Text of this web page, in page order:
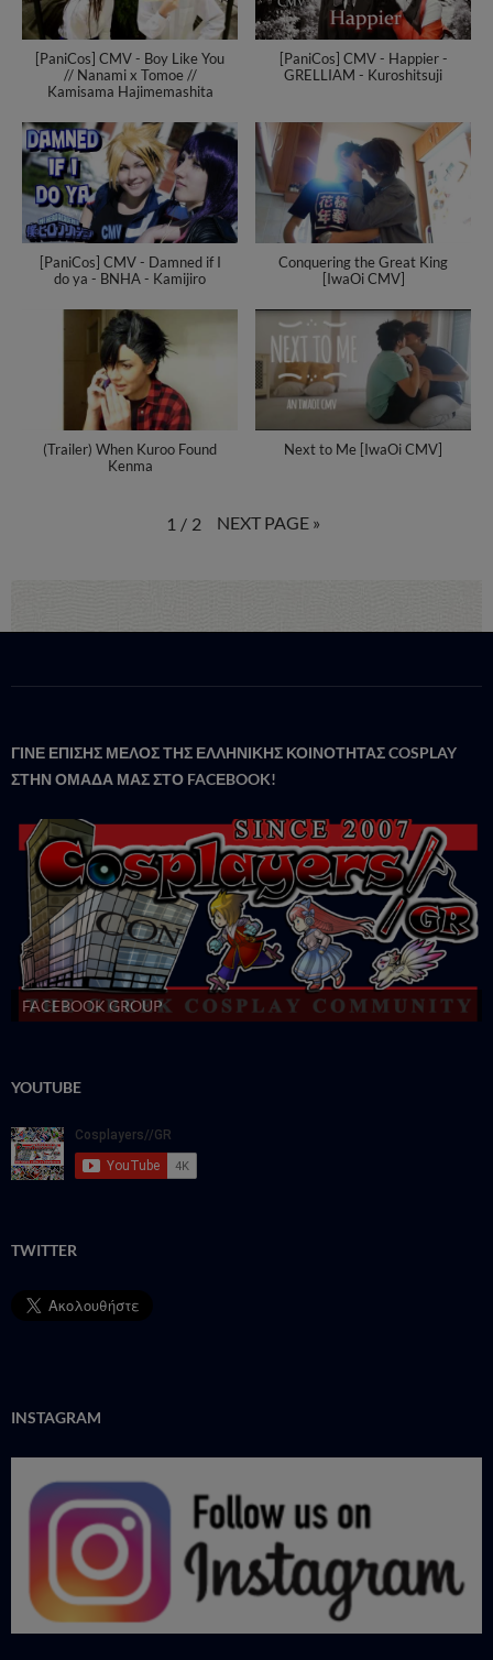
[PaniCos] CMV - Boy Like You
// Nanami x Tomoe //
Kamisama Hajimemashita
[PaniCos] CMV - Happier -
GRELLIAM - Kuroshitsuji
[PaniCos] CMV - Damned if I
do ya - BNHA - Kamijiro
Conquering the Great King
[IwaOi CMV]
(Trailer) When Kuroo Found
Kenma
Next to Me [IwaOi CMV]
1 / 2 NEXT PAGE »
ΓΙΝΕ ΕΠΙΣΗΣ ΜΕΛΟΣ ΤΗΣ ΕΛΛΗΝΙΚΗΣ ΚΟΙΝΟΤΗΤΑΣ COSPLAY
ΣΤΗΝ ΟΜΑΔΑ ΜΑΣ ΣΤΟ FACΕBOOK!
FACEBOOK GROUP
YOUTUBE
TWITTER
INSTAGRAM